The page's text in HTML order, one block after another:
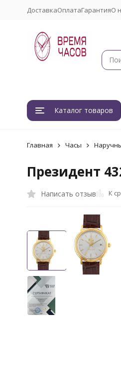
ДоставкаОплатаГарантияО
Каталог товаров
Главная Часы
Президент
Написать отзыв К